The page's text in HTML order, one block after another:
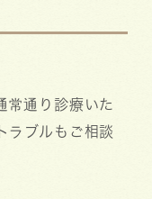
常通り診療いた
ラブルもご相談